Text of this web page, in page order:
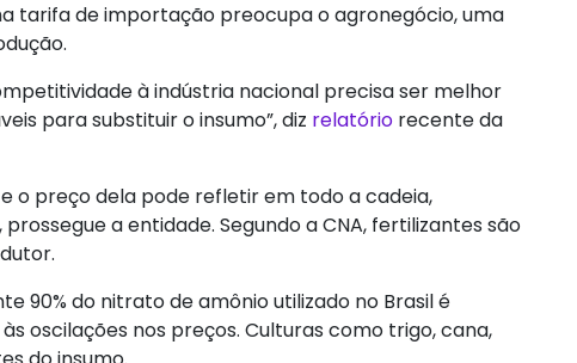
tarifa de importação preocupa o agronegócio, uma
à indústria nacional precisa ser melhor
para substituir o insumo”, diz relatório recente da
o preço dela pode refletir em todo a cadeia,
a entidade. Segundo a CNA, fertilizantes são
90% do nitrato de amônio utilizado no Brasil é
oscilações nos preços. Culturas como trigo, cana,